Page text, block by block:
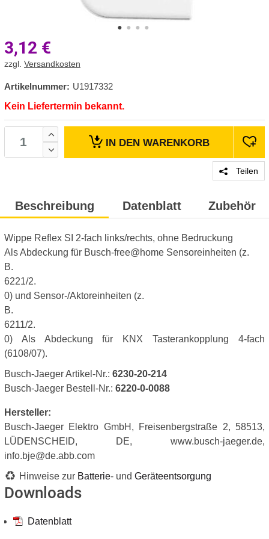
3,12 €
zzgl. Versandkosten
Artikelnummer: U1917332
Kein Liefertermin bekannt.
IN DEN WARENKORB
Teilen
Beschreibung Datenblatt Zubehör
Wippe Reflex SI 2-fach links/rechts, ohne Bedruckung
Als Abdeckung für Busch-free@home Sensoreinheiten (z.
B.
6221/2.
0) und Sensor-/Aktoreinheiten (z.
B.
6211/2.
0) Als Abdeckung für KNX Tasterankopplung 4-fach
(6108/07).
Busch-Jaeger Artikel-Nr.: 6230-20-214
Busch-Jaeger Bestell-Nr.: 6220-0-0088
Hersteller:
Busch-Jaeger Elektro GmbH, Freisenbergstraße 2, 58513,
LÜDENSCHEID, DE, www.busch-jaeger.de,
info.bje@de.abb.com
Hinweise zur Batterie- und Geräteentsorgung
Downloads
Datenblatt